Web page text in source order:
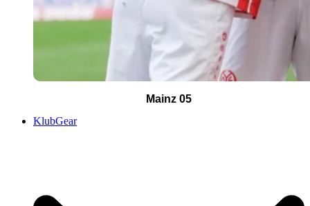
Mainz 05
KlubGear